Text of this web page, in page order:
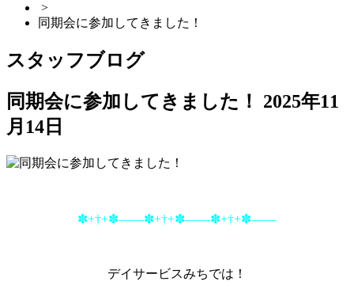
>
同期会に参加してきました！
スタッフブログ
同期会に参加してきました！
2025年11
月14日
✽+†+✽――✽+†+✽――✽+†+✽――
デイサービスみちでは！